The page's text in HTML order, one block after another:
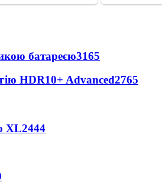
батареєю3165
HDR10+ Advanced2765
XL2444